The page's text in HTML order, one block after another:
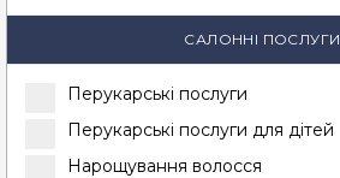
САЛОННІ ПОСЛУГИ
Перукарські послуги
Перукарські послуги для дітей
Нарощування волосся